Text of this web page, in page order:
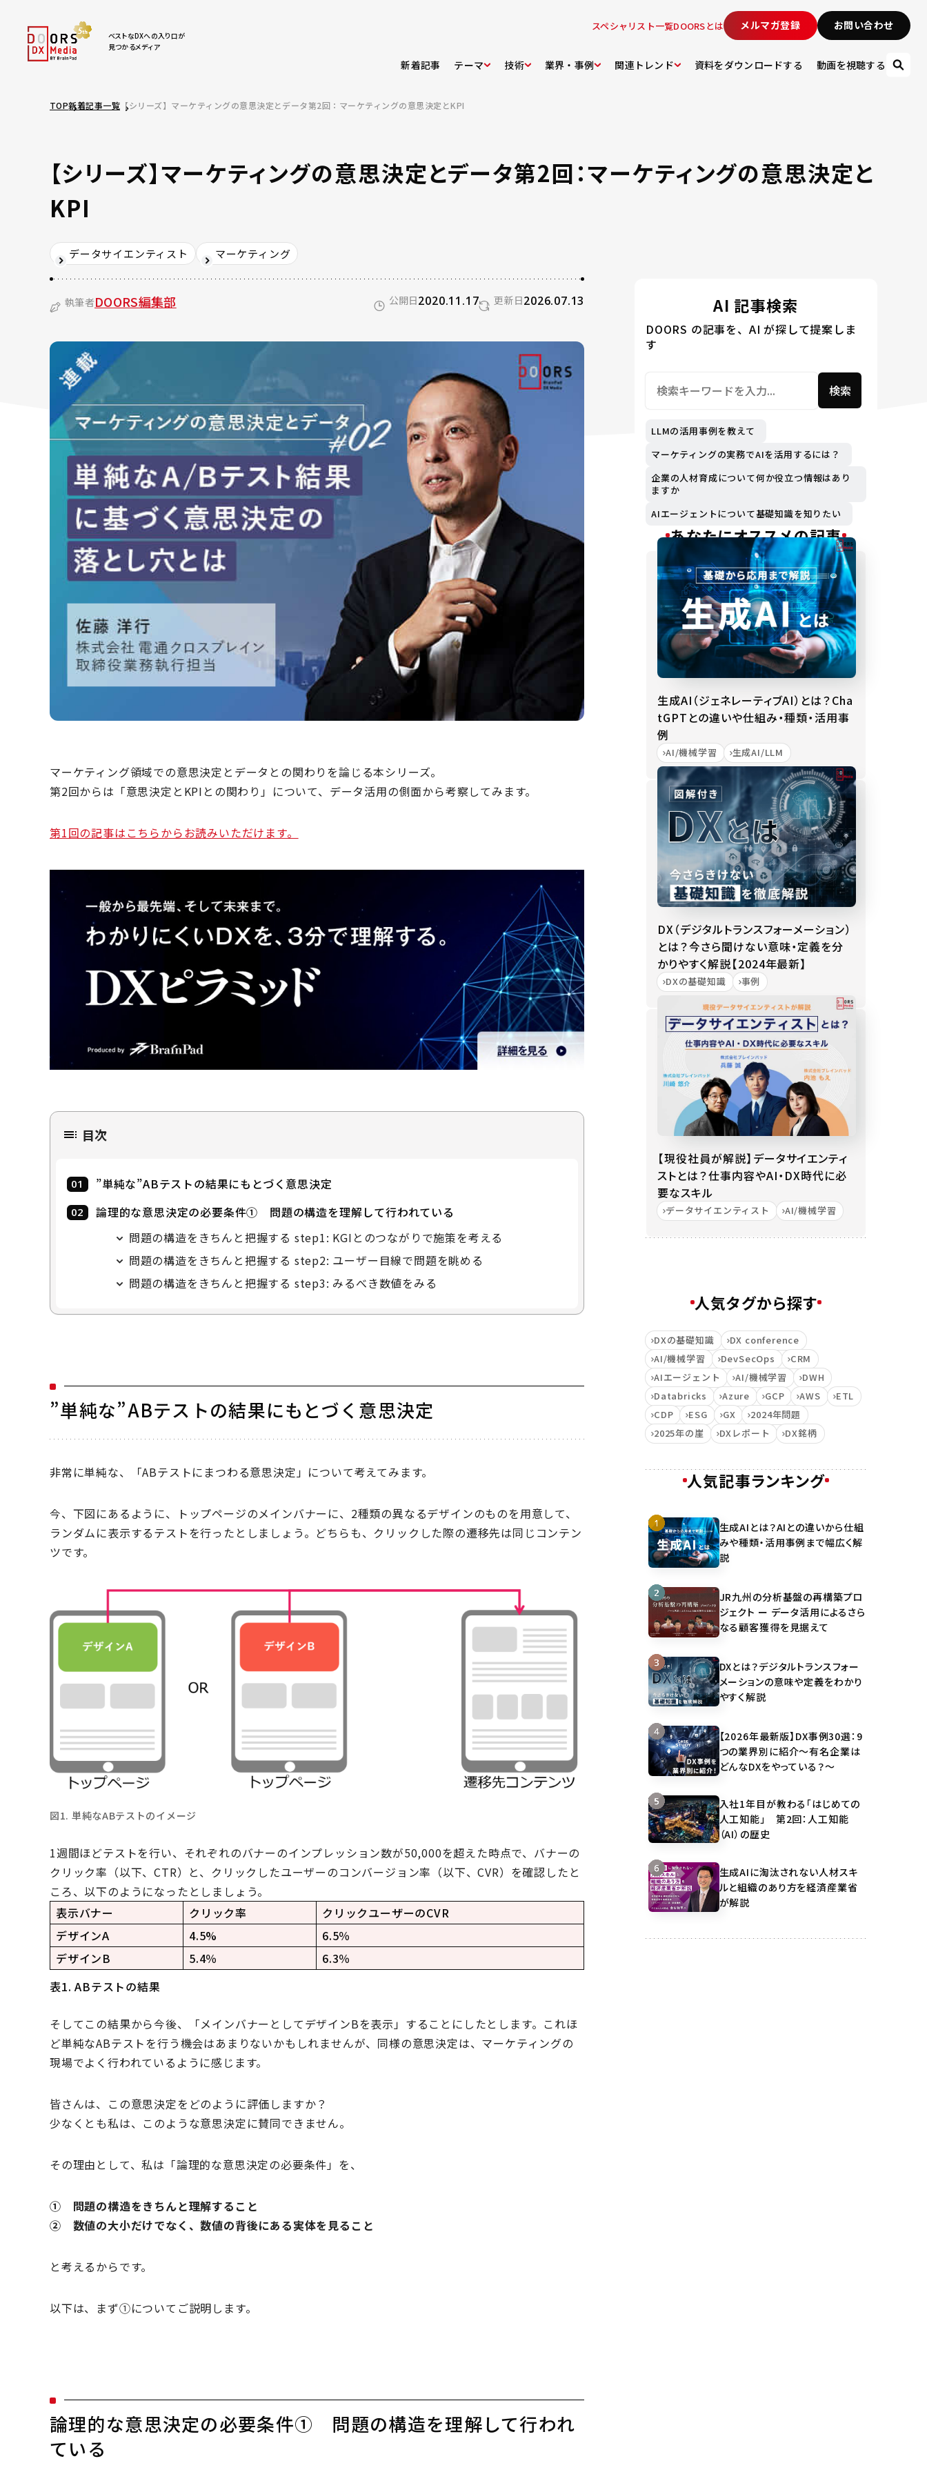
ベストなDXへの入り口が
見つかるメディア
スペシャリスト一覧DOORSとは メルマガ登録 お問い合わせ
新着記事 テーマ 技術 業界・事例 関連トレンド 資料をダウンロードする 動画を視聴する
TOP新着記事一覧 【シリーズ】マーケティングの意思決定とデータ第2回：マーケティングの意思決定とKPI
【シリーズ】マーケティングの意思決定とデータ第2回：マーケティングの意思決定と
KPI
データサイエンティスト マーケティング
執筆者DOORS編集部 公開日2020.11.17 更新日2026.07.13
マーケティング領域での意思決定とデータとの関わりを論じる本シリーズ。
第2回からは「意思決定とKPIとの関わり」について、データ活用の側面から考察してみます。
第1回の記事はこちらからお読みいただけます。
目次
”単純な”ABテストの結果にもとづく意思決定
論理的な意思決定の必要条件① 問題の構造を理解して行われている
問題の構造をきちんと把握する step1: KGIとのつながりで施策を考える
問題の構造をきちんと把握する step2: ユーザー目線で問題を眺める
問題の構造をきちんと把握する step3: みるべき数値をみる
”単純な”ABテストの結果にもとづく意思決定
非常に単純な、「ABテストにまつわる意思決定」について考えてみます。
今、下図にあるように、トップページのメインバナーに、2種類の異なるデザインのものを用意して、
ランダムに表示するテストを行ったとしましょう。どちらも、クリックした際の遷移先は同じコンテン
ツです。
図1. 単純なABテストのイメージ
1週間ほどテストを行い、それぞれのバナーのインプレッション数が50,000を超えた時点で、バナーの
クリック率（以下、CTR）と、クリックしたユーザーのコンバージョン率（以下、CVR）を確認したと
ころ、以下のようになったとしましょう。
表示バナー
クリック率
クリックユーザーのCVR
デザインA
4.5%
6.5％
デザインB
5.4％
6.3％
表1. ABテストの結果
そしてこの結果から今後、「メインバナーとしてデザインBを表示」することにしたとします。これほ
ど単純なABテストを行う機会はあまりないかもしれませんが、同様の意思決定は、マーケティングの
現場でよく行われているように感じます。
皆さんは、この意思決定をどのように評価しますか？
少なくとも私は、このような意思決定に賛同できません。
その理由として、私は「論理的な意思決定の必要条件」を、
① 問題の構造をきちんと理解すること
② 数値の大小だけでなく、数値の背後にある実体を見ること
と考えるからです。
以下は、まず①についてご説明します。
論理的な意思決定の必要条件① 問題の構造を理解して行われ
ている
AI 記事検索
DOORS の記事を、AI が探して提案しま
す
検索
LLMの活用事例を教えて
マーケティングの実務でAIを活用するには？
企業の人材育成について何か役立つ情報はあり
ますか
AIエージェントについて基礎知識を知りたい
あなたにオススメの記事
生成AI（ジェネレーティブAI）とは？Cha
tGPTとの違いや仕組み・種類・活用事
例
AI/機械学習 生成AI/LLM
DX（デジタルトランスフォーメーション）
とは？今さら聞けない意味・定義を分
かりやすく解説【2024年最新】
DXの基礎知識 事例
【現役社員が解説】データサイエンティ
ストとは？仕事内容やAI・DX時代に必
要なスキル
データサイエンティスト AI/機械学習
人気タグから探す
DXの基礎知識
DX conference
AI/機械学習
DevSecOps
CRM
AIエージェント
AI/機械学習
DWH
Databricks
Azure GCP AWS
ETL
CDP
ESG GX
2024年問題
2025年の崖
DXレポート DX銘柄
人気記事ランキング
生成AIとは？AIとの違いから仕組
みや種類・活用事例まで幅広く解
説
JR九州の分析基盤の再構築プロ
ジェクト ー データ活用によるさら
なる顧客獲得を見据えて
DXとは？デジタルトランスフォー
メーションの意味や定義をわかり
やすく解説
【2026年最新版】DX事例30選：9
つの業界別に紹介～有名企業は
どんなDXをやっている？～
入社1年目が教わる「はじめての
人工知能」 第2回：人工知能
（AI）の歴史
生成AIに淘汰されない人材スキ
ルと組織のあり方を経済産業省
が解説